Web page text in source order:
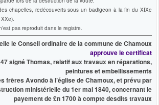
chapelles, redécouverts sous un badigeon à la fin du XIXe
pas reproduit dans le registre.
le Conseil ordinaire de la commune de Chamoux
approuve le certificat
signé Thomas, relatif aux travaux en réparations,
peintures et embellissements
frères Avondo à l’église de Chamoux, et prévu par
ministérielle du 1er mai 1840, concernant le
payement de £n 1700 à compte desdits travaux